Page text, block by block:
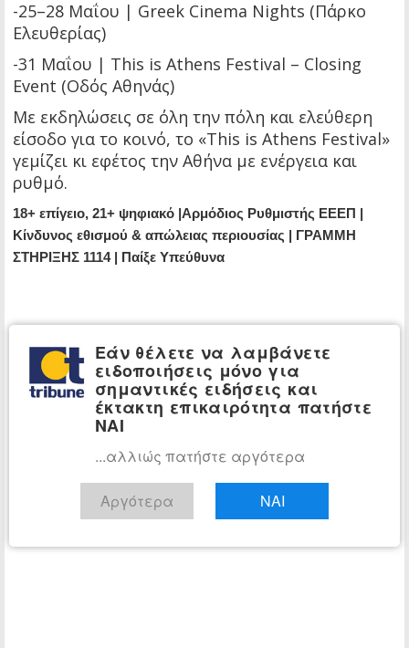
-25–28 Μαΐου | Greek Cinema Nights (Πάρκο
Ελευθερίας)
-31 Μαΐου | This is Athens Festival – Closing
Event (Οδός Αθηνάς)
Με εκδηλώσεις σε όλη την πόλη και ελεύθερη
είσοδο για το κοινό, το «This is Athens Festival»
γεμίζει κι εφέτος την Αθήνα με ενέργεια και
ρυθμό.
18+ επίγειο, 21+ ψηφιακό |Αρμόδιος Ρυθμιστής ΕΕΕΠ |
Κίνδυνος εθισμού & απώλειας περιουσίας | ΓΡΑΜΜΗ
ΣΤΗΡΙΞΗΣ 1114 | Παίξε Υπεύθυνα
Εάν θέλετε να λαμβάνετε
ειδοποιήσεις μόνο για
σημαντικές ειδήσεις και
έκτακτη επικαιρότητα πατήστε
ΝΑΙ
...αλλιώς πατήστε αργότερα
Αργότερα ΝΑΙ